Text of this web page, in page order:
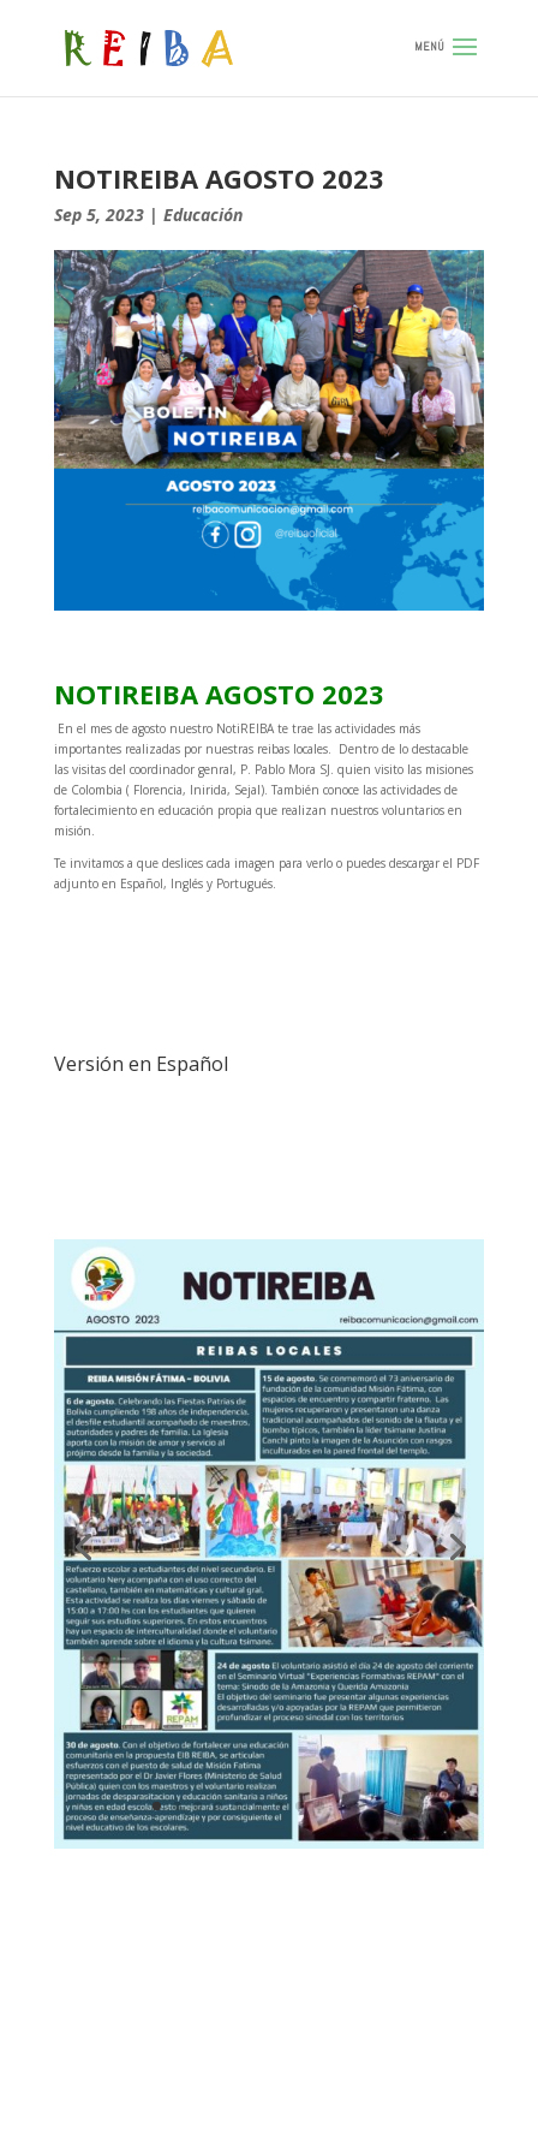
NOTIREIBA AGOSTO 2023
Sep 5, 2023| Educación
NOTIREIBA AGOSTO 2023
En el mes de agosto nuestro NotiREIBA te trae las actividades más
importantes realizadas por nuestras reibas locales. Dentro de lo destacable
las visitas del coordinador genral, P. Pablo Mora SJ. quien visito las misiones
de Colombia ( Florencia, Inirida, Sejal). También conoce las actividades de
fortalecimiento en educación propia que realizan nuestros voluntarios en
misión.
Te invitamos a que deslices cada imagen para verlo o puedes descargar el PDF
adjunto en Español, Inglés y Portugués.
Versión en Español